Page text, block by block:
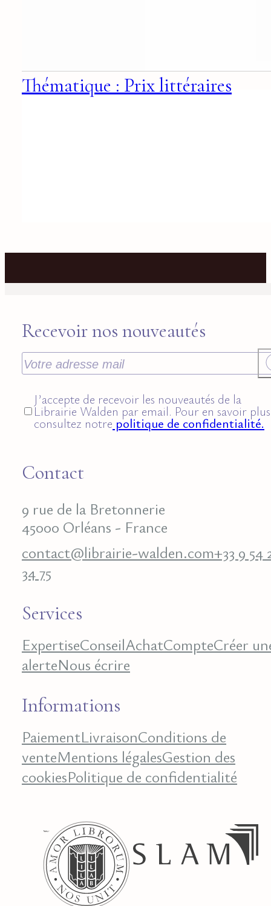
Thématique : Prix littéraires
Recevoir nos nouveautés
J’accepte de recevoir les nouveautés de la
Librairie Walden par email. Pour en savoir
consultez notre politique de confidentialité.
Contact
9 rue de la Bretonnerie
45000 Orléans - France
contact@librairie-walden.com+33 9 54
34 75
Services
ExpertiseConseilAchatCompteCréer
alerteNous écrire
Informations
PaiementLivraisonConditions de
venteMentions légalesGestion des
cookiesPolitique de confidentialité